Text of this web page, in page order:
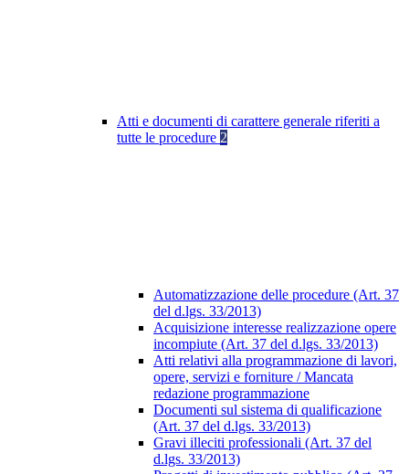
Atti e documenti di carattere generale riferiti a
tutte le procedure 2
Automatizzazione delle procedure (Art. 37
del d.lgs. 33/2013)
Acquisizione interesse realizzazione opere
incompiute (Art. 37 del d.lgs. 33/2013)
Atti relativi alla programmazione di lavori,
opere, servizi e forniture / Mancata
redazione programmazione
Documenti sul sistema di qualificazione
(Art. 37 del d.lgs. 33/2013)
Gravi illeciti professionali (Art. 37 del
d.lgs. 33/2013)